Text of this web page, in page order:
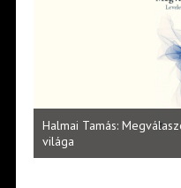
Halmai Tamás:
világa